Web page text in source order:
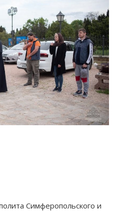
Симферопольского и